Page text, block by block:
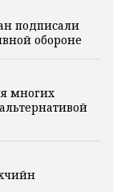
подписали
обороне
многих